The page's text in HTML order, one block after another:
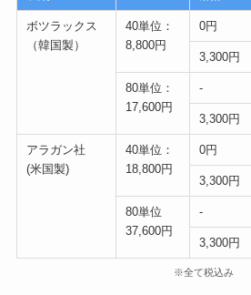
ボツラックス
（韓国製）
40単位：
8,800円
0円
3,300円
80単位：
17,600円
-
3,300円
アラガン社
(米国製)
40単位：
18,800円
0円
3,300円
80単位
37,600円
-
3,300円
※全て税込み